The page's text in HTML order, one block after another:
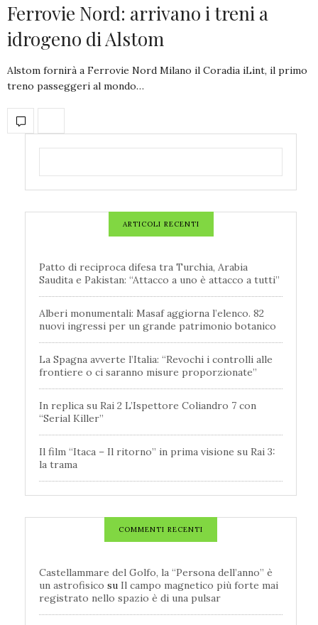
Ferrovie Nord: arrivano i treni a
idrogeno di Alstom
Alstom fornirà a Ferrovie Nord Milano il Coradia iLint, il primo
treno passeggeri al mondo…
ARTICOLI RECENTI
Patto di reciproca difesa tra Turchia, Arabia
Saudita e Pakistan: “Attacco a uno è attacco a tutti”
Alberi monumentali: Masaf aggiorna l’elenco. 82
nuovi ingressi per un grande patrimonio botanico
La Spagna avverte l’Italia: “Revochi i controlli alle
frontiere o ci saranno misure proporzionate”
In replica su Rai 2 L’Ispettore Coliandro 7 con
“Serial Killer”
Il film “Itaca – Il ritorno” in prima visione su Rai 3:
la trama
COMMENTI RECENTI
Castellammare del Golfo, la “Persona dell’anno” è
un astrofisico su Il campo magnetico più forte mai
registrato nello spazio è di una pulsar